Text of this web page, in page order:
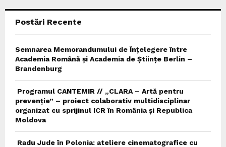
Postări Recente
Semnarea Memorandumului de Înțelegere între
Academia Română și Academia de Științe Berlin –
Brandenburg
Programul CANTEMIR // „CLARA – Artă pentru
prevenție” – proiect colaborativ multidisciplinar
organizat cu sprijinul ICR în România și Republica
Moldova
Radu Jude în Polonia: ateliere cinematografice cu